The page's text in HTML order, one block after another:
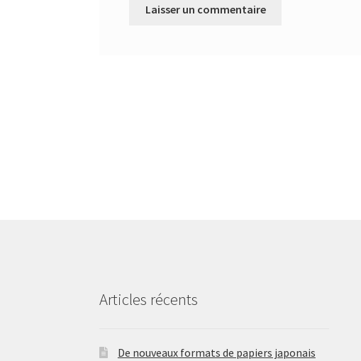
Articles récents
De nouveaux formats de papiers japonais